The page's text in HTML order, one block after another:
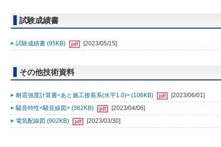
試験成績書
試験成績書 (95KB) [2023/05/15]
その他技術資料
耐震強度計算書<あと施工接着系(水平1.0)> (106KB)
[2023/06/01]
騒音特性<騒音線図> (362KB)
[2023/04/06]
電気配線図 (902KB)
[2023/03/30]